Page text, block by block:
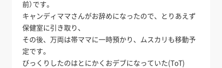
前）です。
キャンディママさんがお辞めになったので、とりあえず
保健室に引き取り、
その後、万両は帯ママに一時預かり、ムスカリも移動予
定です。
びっくりしたのはとにかくおデブになっていた(ToT)